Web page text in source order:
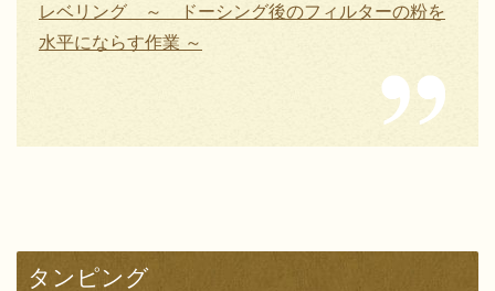
レベリング ～ ドーシング後のフィルターの粉を
水平にならす作業 ～
タンピング